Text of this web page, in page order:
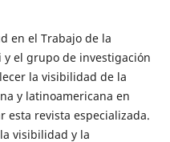
en el Trabajo de la
y el grupo de investigación
la visibilidad de la
y latinoamericana en
esta revista especializada.
visibilidad y la